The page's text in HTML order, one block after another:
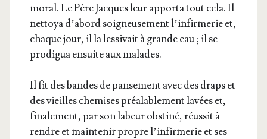
moral. Le Père Jacques leur appor­ta tout cela. Il
net­toya d’a­bord soi­gneu­se­ment l’in­fir­me­rie et,
chaque jour, il la les­si­vait à grande eau ; il se
pro­di­gua ensuite aux malades.
Il fit des bandes de pan­se­ment avec des draps et
des vieilles che­mises préa­la­ble­ment lavées et,
fina­le­ment, par son labeur obs­ti­né, réus­sit à
rendre et main­te­nir propre l’in­fir­me­rie et ses